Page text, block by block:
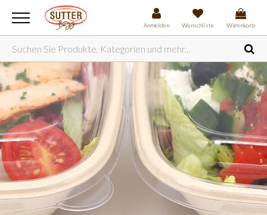
Anmelden Wunschliste Warenkorb